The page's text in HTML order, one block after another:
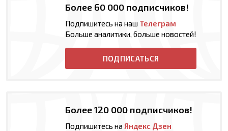
Более 60 000 подписчиков!
Подпишитесь на наш Телеграм
Больше аналитики, больше новостей!
ПОДПИСАТЬСЯ
Более 120 000 подписчиков!
Подпишитесь на Яндекс Дзен